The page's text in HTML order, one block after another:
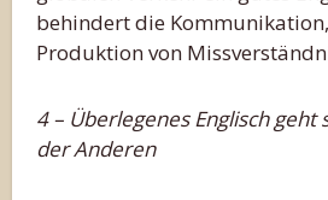
behindert die
Produktion von
4 – Überlegenes Englisch geht
der Anderen